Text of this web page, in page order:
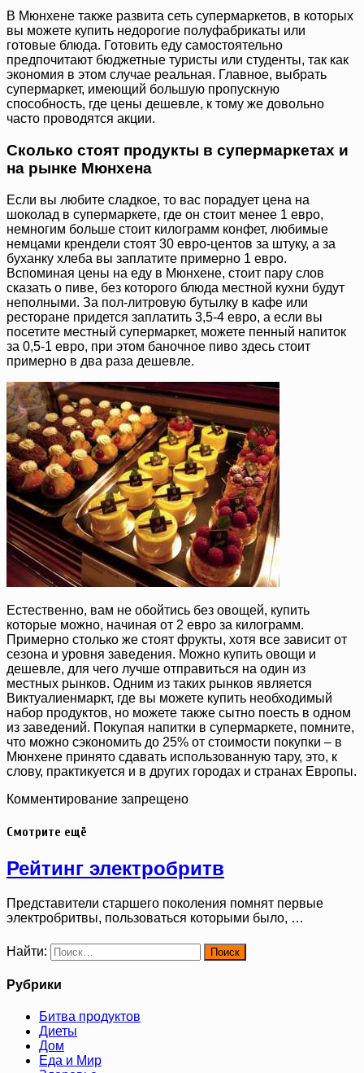
В Мюнхене также развита сеть супермаркетов, в которых
вы можете купить недорогие полуфабрикаты или
готовые блюда. Готовить еду самостоятельно
предпочитают бюджетные туристы или студенты, так как
экономия в этом случае реальная. Главное, выбрать
супермаркет, имеющий большую пропускную
способность, где цены дешевле, к тому же довольно
часто проводятся акции.
Сколько стоят продукты в супермаркетах и
на рынке Мюнхена
Если вы любите сладкое, то вас порадует цена на
шоколад в супермаркете, где он стоит менее 1 евро,
немногим больше стоит килограмм конфет, любимые
немцами крендели стоят 30 евро-центов за штуку, а за
буханку хлеба вы заплатите примерно 1 евро.
Вспоминая цены на еду в Мюнхене, стоит пару слов
сказать о пиве, без которого блюда местной кухни будут
неполными. За пол-литровую бутылку в кафе или
ресторане придется заплатить 3,5-4 евро, а если вы
посетите местный супермаркет, можете пенный напиток
за 0,5-1 евро, при этом баночное пиво здесь стоит
примерно в два раза дешевле.
Естественно, вам не обойтись без овощей, купить
которые можно, начиная от 2 евро за килограмм.
Примерно столько же стоят фрукты, хотя все зависит от
сезона и уровня заведения. Можно купить овощи и
дешевле, для чего лучше отправиться на один из
местных рынков. Одним из таких рынков является
Виктуалиенмаркт, где вы можете купить необходимый
набор продуктов, но можете также сытно поесть в одном
из заведений. Покупая напитки в супермаркете, помните,
что можно сэкономить до 25% от стоимости покупки – в
Мюнхене принято сдавать использованную тару, это, к
слову, практикуется и в других городах и странах Европы.
Комментирование запрещено
Смотрите ещё
Рейтинг электробритв
Представители старшего поколения помнят первые
электробритвы, пользоваться которыми было, …
Найти:
Рубрики
Битва продуктов
Диеты
Дом
Еда и Мир